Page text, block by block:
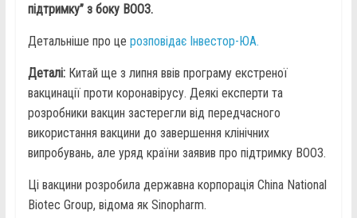
підтримку” з боку ВООЗ.
Детальніше про це розповідає Інвестор-ЮА.
Деталі: Китай ще з липня ввів програму екстреної
вакцинації проти коронавірусу. Деякі експерти та
розробники вакцин застерегли від передчасного
використання вакцини до завершення клінічних
випробувань, але уряд країни заявив про підтримку ВООЗ.
Ці вакцини розробила державна корпорація China National
Biotec Group, відома як Sinopharm.